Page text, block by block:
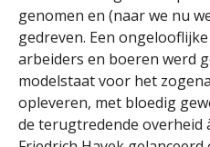
genomen en (naar we nu
gedreven. Een
arbeiders en boeren werd
modelstaat voor het
opleveren, met bloedig
de terugtredende overheid